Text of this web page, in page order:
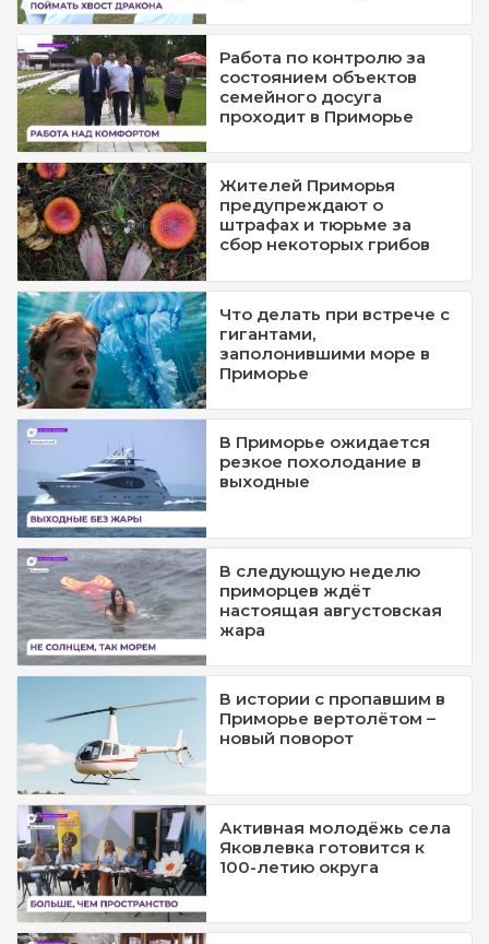
Работа по контролю за
состоянием объектов
семейного досуга
проходит в Приморье
Жителей Приморья
предупреждают о
штрафах и тюрьме за
сбор некоторых грибов
Что делать при встрече с
гигантами,
заполонившими море в
Приморье
В Приморье ожидается
резкое похолодание в
выходные
В следующую неделю
приморцев ждёт
настоящая августовская
жара
В истории с пропавшим в
Приморье вертолётом –
новый поворот
Активная молодёжь села
Яковлевка готовится к
100-летию округа